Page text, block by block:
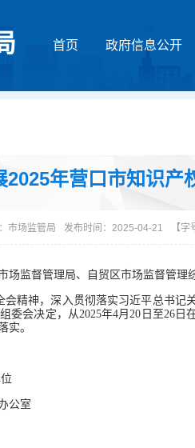
首页 政府信息公开
2025年营口市知识产
市场监管局 发布时间：2025-04-21 【字
监督管理局、自贸区市场监督管理
精神，深入贯彻落实习近平总书
会决定，从2025年4月20日至26
实。
室